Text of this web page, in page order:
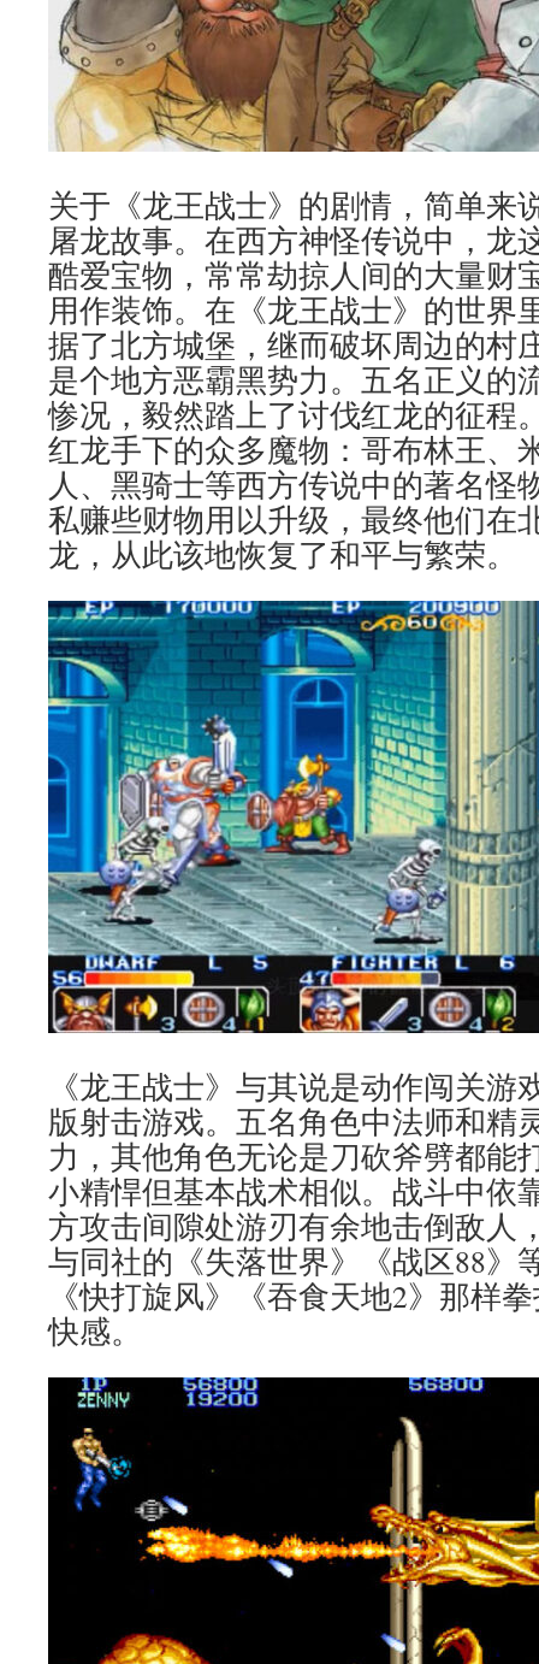
关于《龙王战士》的剧情，简单来
屠龙故事。在西方神怪传说中，龙
酷爱宝物，常常劫掠人间的大量财
用作装饰。在《龙王战士》的世界
据了北方城堡，继而破坏周边的村
是个地方恶霸黑势力。五名正义的
惨况，毅然踏上了讨伐红龙的征程
红龙手下的众多魔物：哥布林王、
人、黑骑士等西方传说中的著名怪
私赚些财物用以升级，最终他们在
龙，从此该地恢复了和平与繁荣。
《龙王战士》与其说是动作闯关游
版射击游戏。五名角色中法师和精
力，其他角色无论是刀砍斧劈都能
小精悍但基本战术相似。战斗中依
方攻击间隙处游刃有余地击倒敌人
与同社的《失落世界》《战区88》
《快打旋风》《吞食天地2》那样
快感。